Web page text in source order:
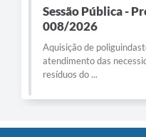
Sessão Pública -
008/2026
Aquisição de
atendimento das
resíduos do ...